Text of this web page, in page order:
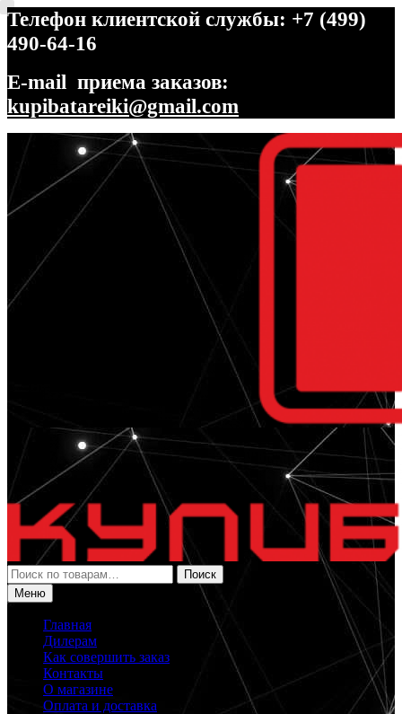
Телефон клиентской службы: +7 (499)
490-64-16
E-mail приема заказов:
kupibatareiki@gmail.com
Перейти
навигации
Перейти
содержимому
Искать:
Поиск
Меню
Главная
Дилерам
Как совершить заказ
Контакты
О магазине
Оплата и доставка